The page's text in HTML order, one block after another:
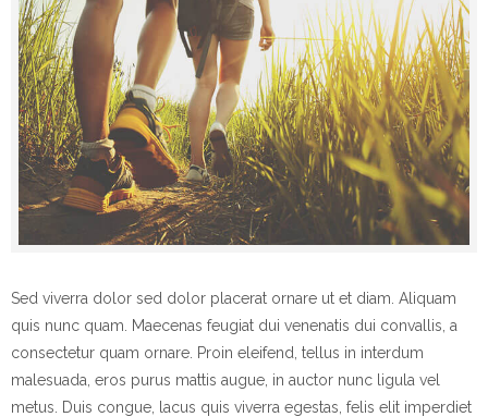
Sed viverra dolor sed dolor placerat ornare ut et diam. Aliquam
quis nunc quam. Maecenas feugiat dui venenatis dui convallis, a
consectetur quam ornare. Proin eleifend, tellus in interdum
malesuada, eros purus mattis augue, in auctor nunc ligula vel
metus. Duis congue, lacus quis viverra egestas, felis elit imperdiet